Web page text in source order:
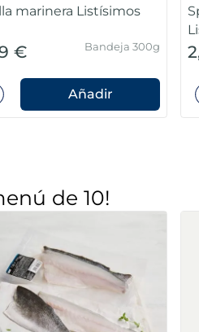
300 g 5,99 €
de 10!
Filetes de